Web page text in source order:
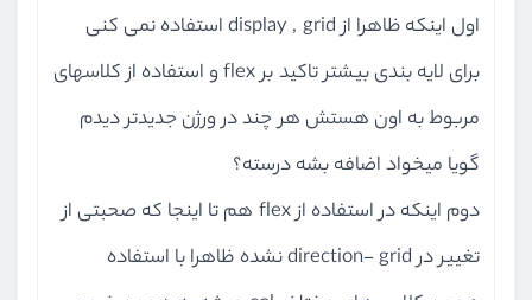
اول اینکه ظاهرا از display , grid استفاده نمی کنی
برای لایه بندی بیشتر تاکید بر flex و استفاده از کلاسهای
مربوط به اون هستش هر چند در ورژن جدیدتر دیدم
گویا میخواد اضافه بشه درسته؟
دوم اینکه در استفاده از flex هم تا اینجا که صحبتی از
تغییر در direction- grid نشده ظاهرا با استفاده